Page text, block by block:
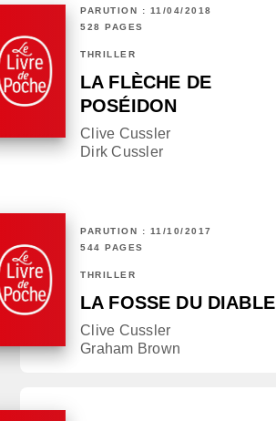
PARUTION : 11/04/2018
528 PAGES
THRILLER
LA FLÈCHE DE
POSÉIDON
Clive Cussler
Dirk Cussler
PARUTION : 11/10/2017
544 PAGES
THRILLER
LA FOSSE DU DIABLE
Clive Cussler
Graham Brown